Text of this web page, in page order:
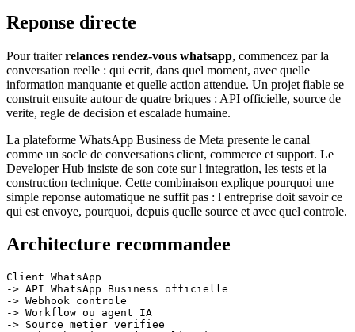
Reponse directe
Pour traiterrelances rendez-vous whatsapp, commencez par la
conversation reelle : qui ecrit, dans quel moment, avec quelle
information manquante et quelle action attendue. Un projet fiable se
construit ensuite autour de quatre briques : API officielle, source de
verite, regle de decision et escalade humaine.
La plateforme WhatsApp Business de Meta presente le canal
comme un socle de conversations client, commerce et support. Le
Developer Hub insiste de son cote sur l integration, les tests et la
construction technique. Cette combinaison explique pourquoi une
simple reponse automatique ne suffit pas : l entreprise doit savoir ce
qui est envoye, pourquoi, depuis quelle source et avec quel controle.
Architecture recommandee
Client WhatsApp
-> API WhatsApp Business officielle
-> Webhook controle
-> Workflow ou agent IA
-> Source metier verifiee